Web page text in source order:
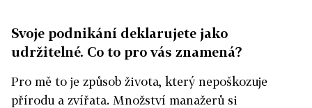
Svoje podnikání deklarujete jako
udržitelné. Co to pro vás znamená?
Pro mě to je způsob života, který nepoškozuje
přírodu a zvířata. Množství manažerů si